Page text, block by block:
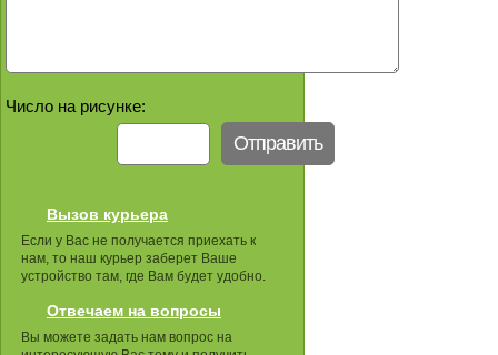
Число на рисунке:
Вызов курьера
Если у Вас не получается приехать к
нам, то наш курьер заберет Ваше
устройство там, где Вам будет удобно.
Отвечаем на вопросы
Вы можете задать нам вопрос на